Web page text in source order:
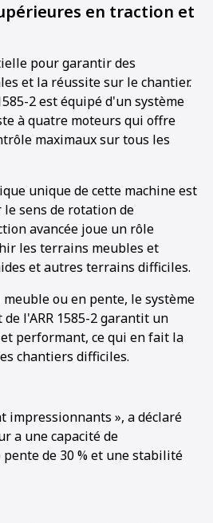
en traction et
pour garantir des
et la réussite sur le chantier.
2 est équipé d'un système
à quatre moteurs qui offre
maximaux sur tous les
unique de cette machine est
sens de rotation de
avancée joue un rôle
les terrains meubles et
et autres terrains difficiles.
ou en pente, le système
l'ARR 1585-2 garantit un
performant, ce qui en fait la
chantiers difficiles.
impressionnants », a déclaré
a une capacité de
de 30 % et une stabilité